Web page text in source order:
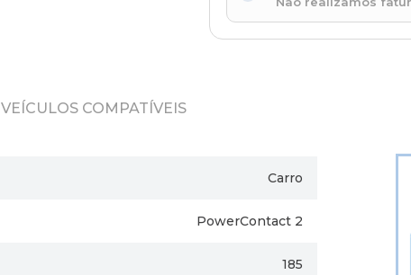
VEÍCULOS COMPATÍVEIS
Carro
PowerContact 2
185